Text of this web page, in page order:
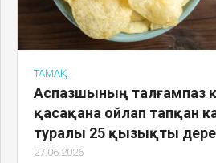
ТАМАҚ
Аспазшының талғампаз
қасақана ойлап тапқан
туралы 25 қызықты
27.06.2026